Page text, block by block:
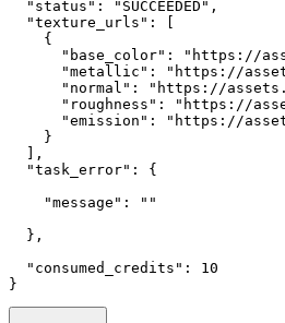
"status" : "SUCCEEDED" ,
"texture_urls" :
    {
"base_color" :
"https://
"metallic" :
"https://
"normal" :
"https://
"roughness" :
"https://
"emission" :
"https://
    }
,
"task_error" :
{
"message" :
""
  }
,
"consumed_credits" :
10
}